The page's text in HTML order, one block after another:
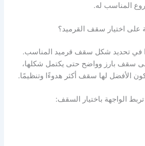
المناسب له.
على اختيار سقف القرميد؟
في تحديد شكل سقف قرميد المناسب.
سقف بارز وواضح حتى يكتمل شكلها،
الأفضل لها سقف أكثر هدوءًا وتنظيمًا.
الواجهة باختيار السقف: